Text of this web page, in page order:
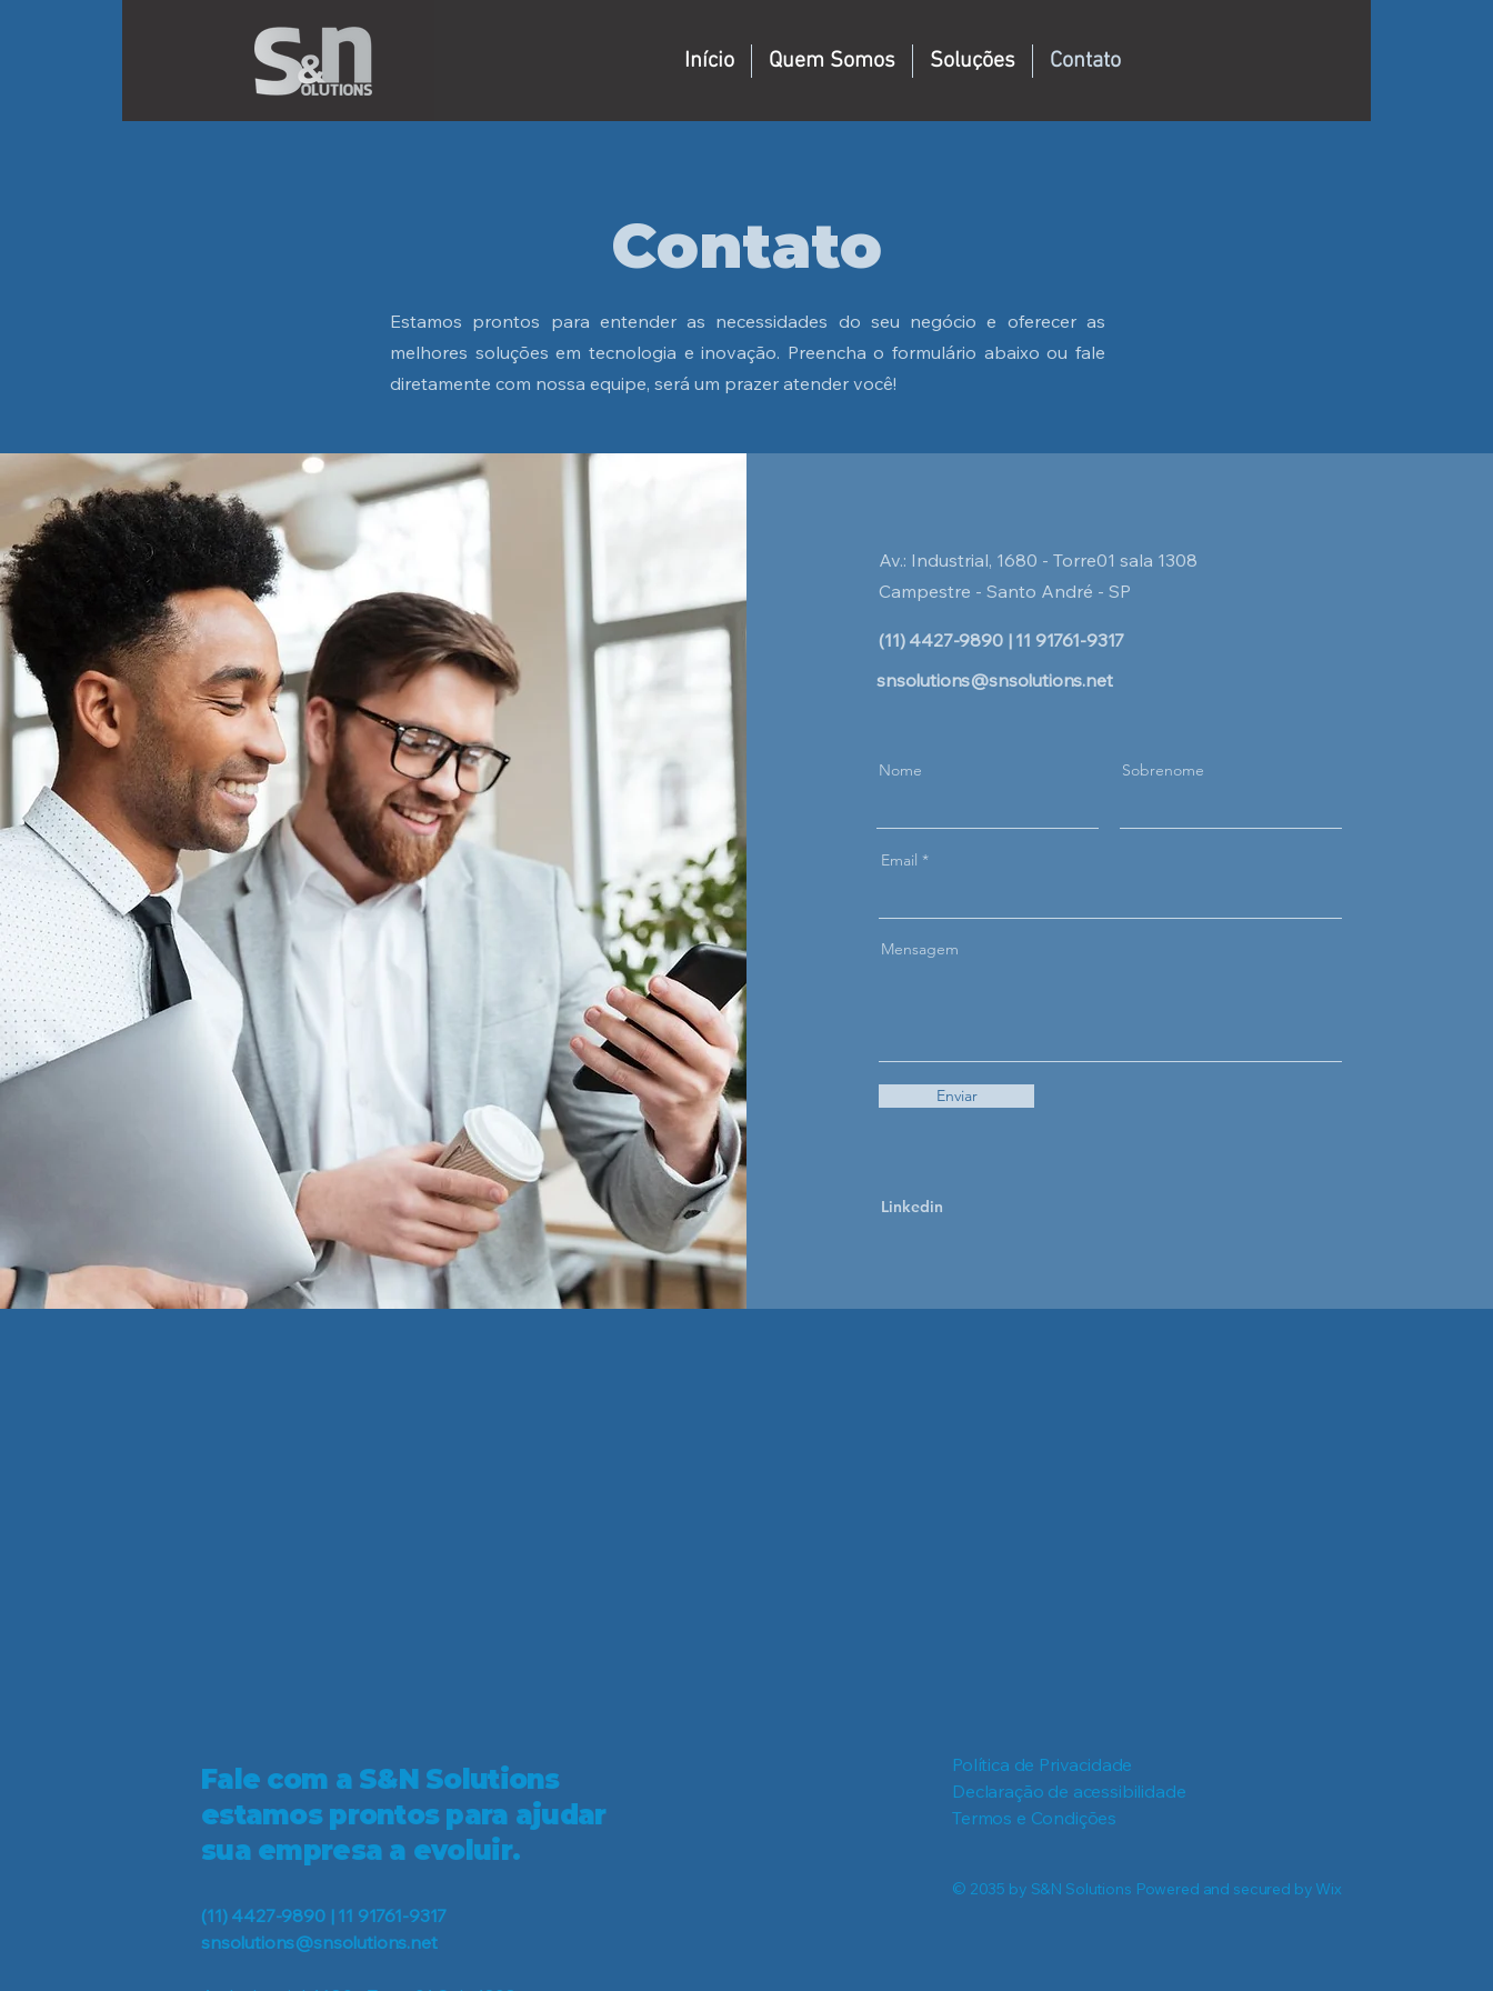
Início Quem Somos Soluções Contato
Contato
Estamos prontos para entender as necessidades do seu negócio e oferecer as
melhores soluções em tecnologia e inovação. Preencha o formulário abaixo ou fale
diretamente com nossa equipe, será um prazer atender você!
Av.: Industrial, 1680 - Torre01 sala 1308
Campestre - Santo André - SP
(11) 4427-9890 | 11 91761-9317
snsolutions@snsolutions.net
Nome Sobrenome
Email
Mensagem
Enviar
Linkedin
Fale com a S&N Solutions
estamos prontos para ajudar
sua empresa a evoluir.
(11) 4427-9890 | 11 91761-9317
snsolutions@snsolutions.net
Política de Privacidade
Declaração de acessibilidade
Termos e Condições
© 2035 by S&N Solutions Powered and secured by Wix